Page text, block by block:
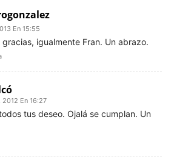
En 15:55
gracias, igualmente Fran. Un abrazo.
En 16:27
tus deseo. Ojalá se cumplan. Un